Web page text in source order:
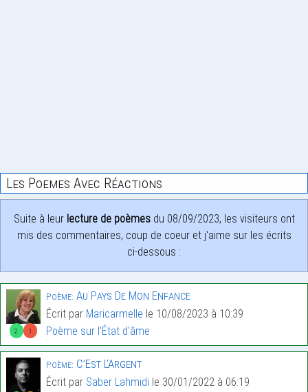
Les Poemes Avec Réactions
Suite à leur lecture de poèmesdu 08/09/2023, les visiteurs ont
mis des commentaires, coup de coeur et j'aime sur les écrits
ci-dessous :
2 1
Poème: Au Pays De Mon Enfance
Écrit par Maricarmelle le 10/08/2023 à 10:39
Poème sur l'État d'âme
Poème: C’Est L’Argent
Écrit par Saber Lahmidi le 30/01/2022 à 06:19